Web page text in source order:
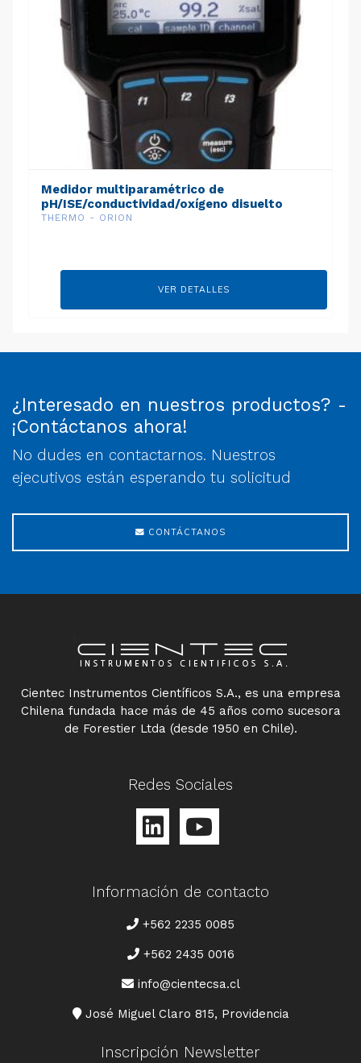
Medidor multiparamétrico de
pH/ISE/conductividad/oxígeno disuelto
portátil Orion Star A329
THERMO - ORION
VER DETALLES
¿Interesado en nuestros productos? -
¡Contáctanos ahora!
No dudes en contactarnos. Nuestros
ejecutivos están esperando tu solicitud
CONTÁCTANOS
Cientec Instrumentos Científicos S.A., es una empresa
Chilena fundada hace más de 45 años como sucesora
de Forestier Ltda (desde 1950 en Chile).
Redes Sociales
Información de contacto
TELÉFONO
+562 2235 0085
+562 2435 0016
CORREO
info@cientecsa.cl
DIRECCIÓN
José Miguel Claro 815, Providencia
Inscripción Newsletter